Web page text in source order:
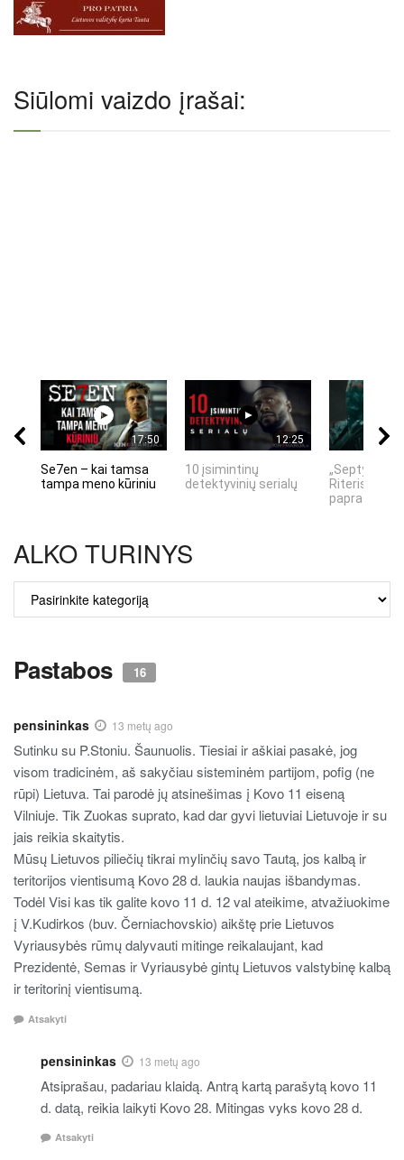
Siūlomi vaizdo įrašai:
17:50
Se7en – kai tamsa
tampa meno kūriniu
12:25
10 įsimintinų
detektyvinių serialų
„Septynių
Riteris" – kai
ALKO TURINYS
ALKO
TURINYS
Pastabos 16
pensininkas 13 metų ago
Sutinku su P.Stoniu. Šaunuolis. Tiesiai ir aškiai pasakė, jog
visom tradicinėm, aš sakyčiau sisteminėm partijom, pofig (ne
rūpi) Lietuva. Tai parodė jų atsinešimas į Kovo 11 eiseną
Vilniuje. Tik Zuokas suprato, kad dar gyvi lietuviai Lietuvoje ir su
jais reikia skaitytis.
Mūsų Lietuvos piliečių tikrai mylinčių savo Tautą, jos kalbą ir
teritorijos vientisumą Kovo 28 d. laukia naujas išbandymas.
Todėl Visi kas tik galite kovo 11 d. 12 val ateikime, atvažiuokime
į V.Kudirkos (buv. Černiachovskio) aikštę prie Lietuvos
Vyriausybės rūmų dalyvauti mitinge reikalaujant, kad
Prezidentė, Semas ir Vyriausybė gintų Lietuvos valstybinę kalbą
ir teritorinį vientisumą.
Atsakyti
pensininkas 13 metų ago
Atsiprašau, padariau klaidą. Antrą kartą parašytą kovo 11
d. datą, reikia laikyti Kovo 28. Mitingas vyks kovo 28 d.
Atsakyti